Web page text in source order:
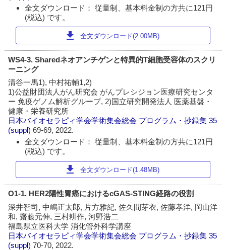
全文ダウンロード： 従量制、基本料金制の方共に121円
(税込) です。
download 全文ダウンロード(2.00MB)
WS4-3. Sharedネオアンチゲンと特異的T細胞受容体のスクリ
ーニング
清谷一馬1), 中村祐輔1,2)
1)公益財団法人がん研究会 がんプレシジョン医療研究センタ
ー 免疫ゲノム解析グループ, 2)国立研究開発法人 医薬基盤・
健康・栄養研究所
日本バイオセラピィ学会学術集会総会 プログラム・抄録集 35
(suppl)69-69, 2022.
全文ダウンロード： 従量制、基本料金制の方共に121円
(税込) です。
download 全文ダウンロード(1.48MB)
O1-1. HER2陽性胃癌におけるcGAS-STING経路の役割
深井智司, 中嶋正太郎, 片方雅紀, 佐久間芽衣, 佐藤孝洋, 岡山洋
和, 齋藤元伸, 三村耕作, 河野浩二
福島県立医科大学 消化管外科学講座
日本バイオセラピィ学会学術集会総会 プログラム・抄録集 35
(suppl)70-70, 2022.